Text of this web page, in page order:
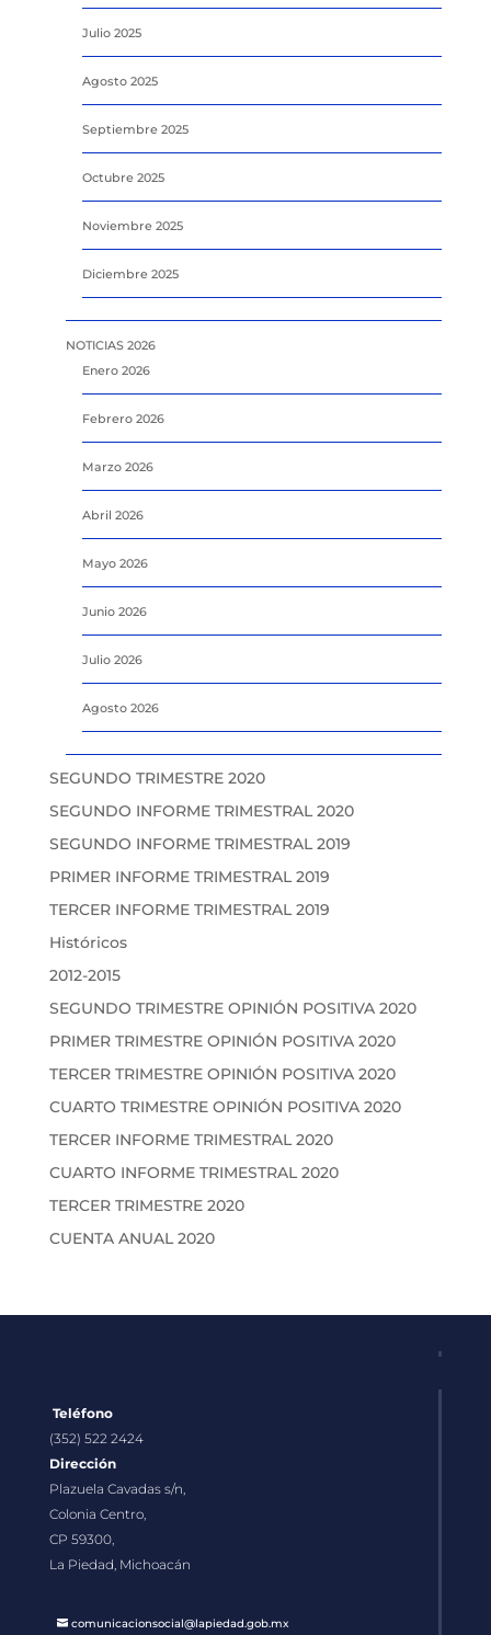
Julio 2025
Agosto 2025
Septiembre 2025
Octubre 2025
Noviembre 2025
Diciembre 2025
NOTICIAS 2026
Enero 2026
Febrero 2026
Marzo 2026
Abril 2026
Mayo 2026
Junio 2026
Julio 2026
Agosto 2026
SEGUNDO TRIMESTRE 2020
SEGUNDO INFORME TRIMESTRAL 2020
SEGUNDO INFORME TRIMESTRAL 2019
PRIMER INFORME TRIMESTRAL 2019
TERCER INFORME TRIMESTRAL 2019
Históricos
2012-2015
SEGUNDO TRIMESTRE OPINIÓN POSITIVA 2020
PRIMER TRIMESTRE OPINIÓN POSITIVA 2020
TERCER TRIMESTRE OPINIÓN POSITIVA 2020
CUARTO TRIMESTRE OPINIÓN POSITIVA 2020
TERCER INFORME TRIMESTRAL 2020
CUARTO INFORME TRIMESTRAL 2020
TERCER TRIMESTRE 2020
CUENTA ANUAL 2020
Teléfono
(352) 522 2424
Dirección
Plazuela Cavadas s/n,
Colonia Centro,
CP 59300,
La Piedad, Michoacán
comunicacionsocial@lapiedad.gob.mx